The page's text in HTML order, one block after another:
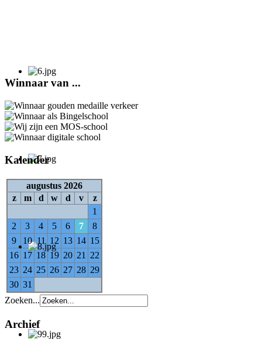
Winnaar van ...
Kalender
augustus 2026
z
m d w d v
z
1
2
3 4 5 6 7
8
9
10 11 12 13 14 15
16 17 18 19 20 21 22
23 24 25 26 27 28 29
30 31
Zoeken...
Archief